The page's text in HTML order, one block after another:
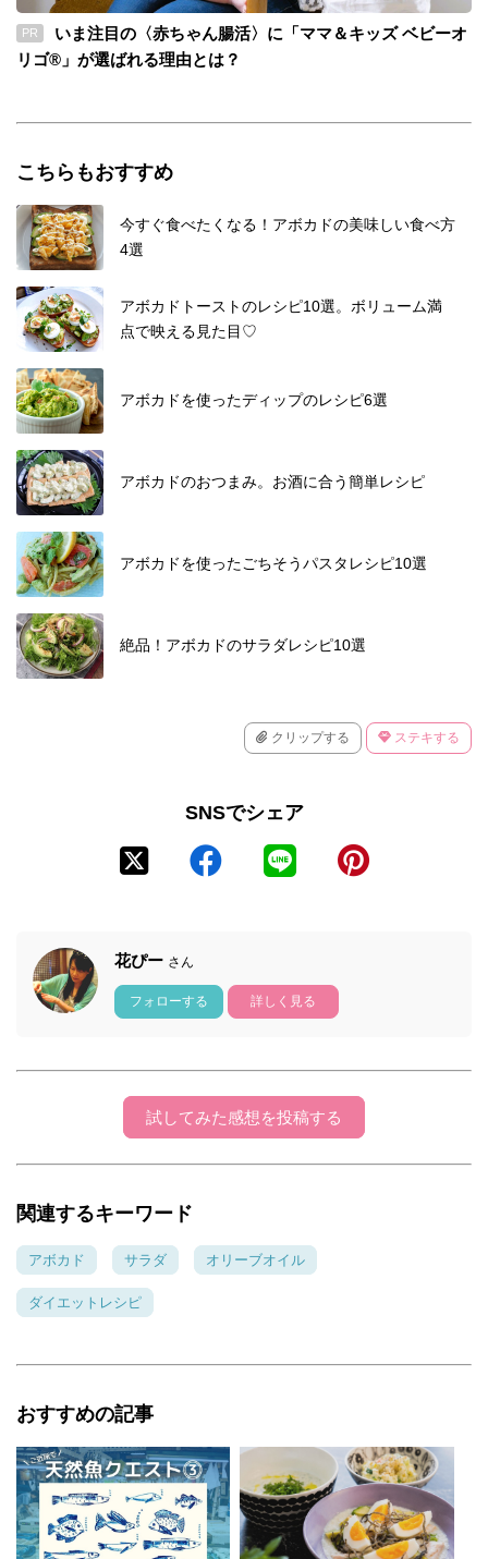
PR
いま注目の〈赤ちゃん腸活〉に「ママ＆キッズ ベビーオ
リゴ®」が選ばれる理由とは？
こちらもおすすめ
今すぐ食べたくなる！アボカドの美味しい食べ方
4選
アボカドトーストのレシピ10選。ボリューム満
点で映える見た目♡
アボカドを使ったディップのレシピ6選
アボカドのおつまみ。お酒に合う簡単レシピ
アボカドを使ったごちそうパスタレシピ10選
絶品！アボカドのサラダレシピ10選
クリップする ステキする
SNSでシェア
花ぴー さん
フォローする 詳しく見る
試してみた感想を投稿する
関連するキーワード
アボカド サラダ オリーブオイル
ダイエットレシピ
おすすめの記事